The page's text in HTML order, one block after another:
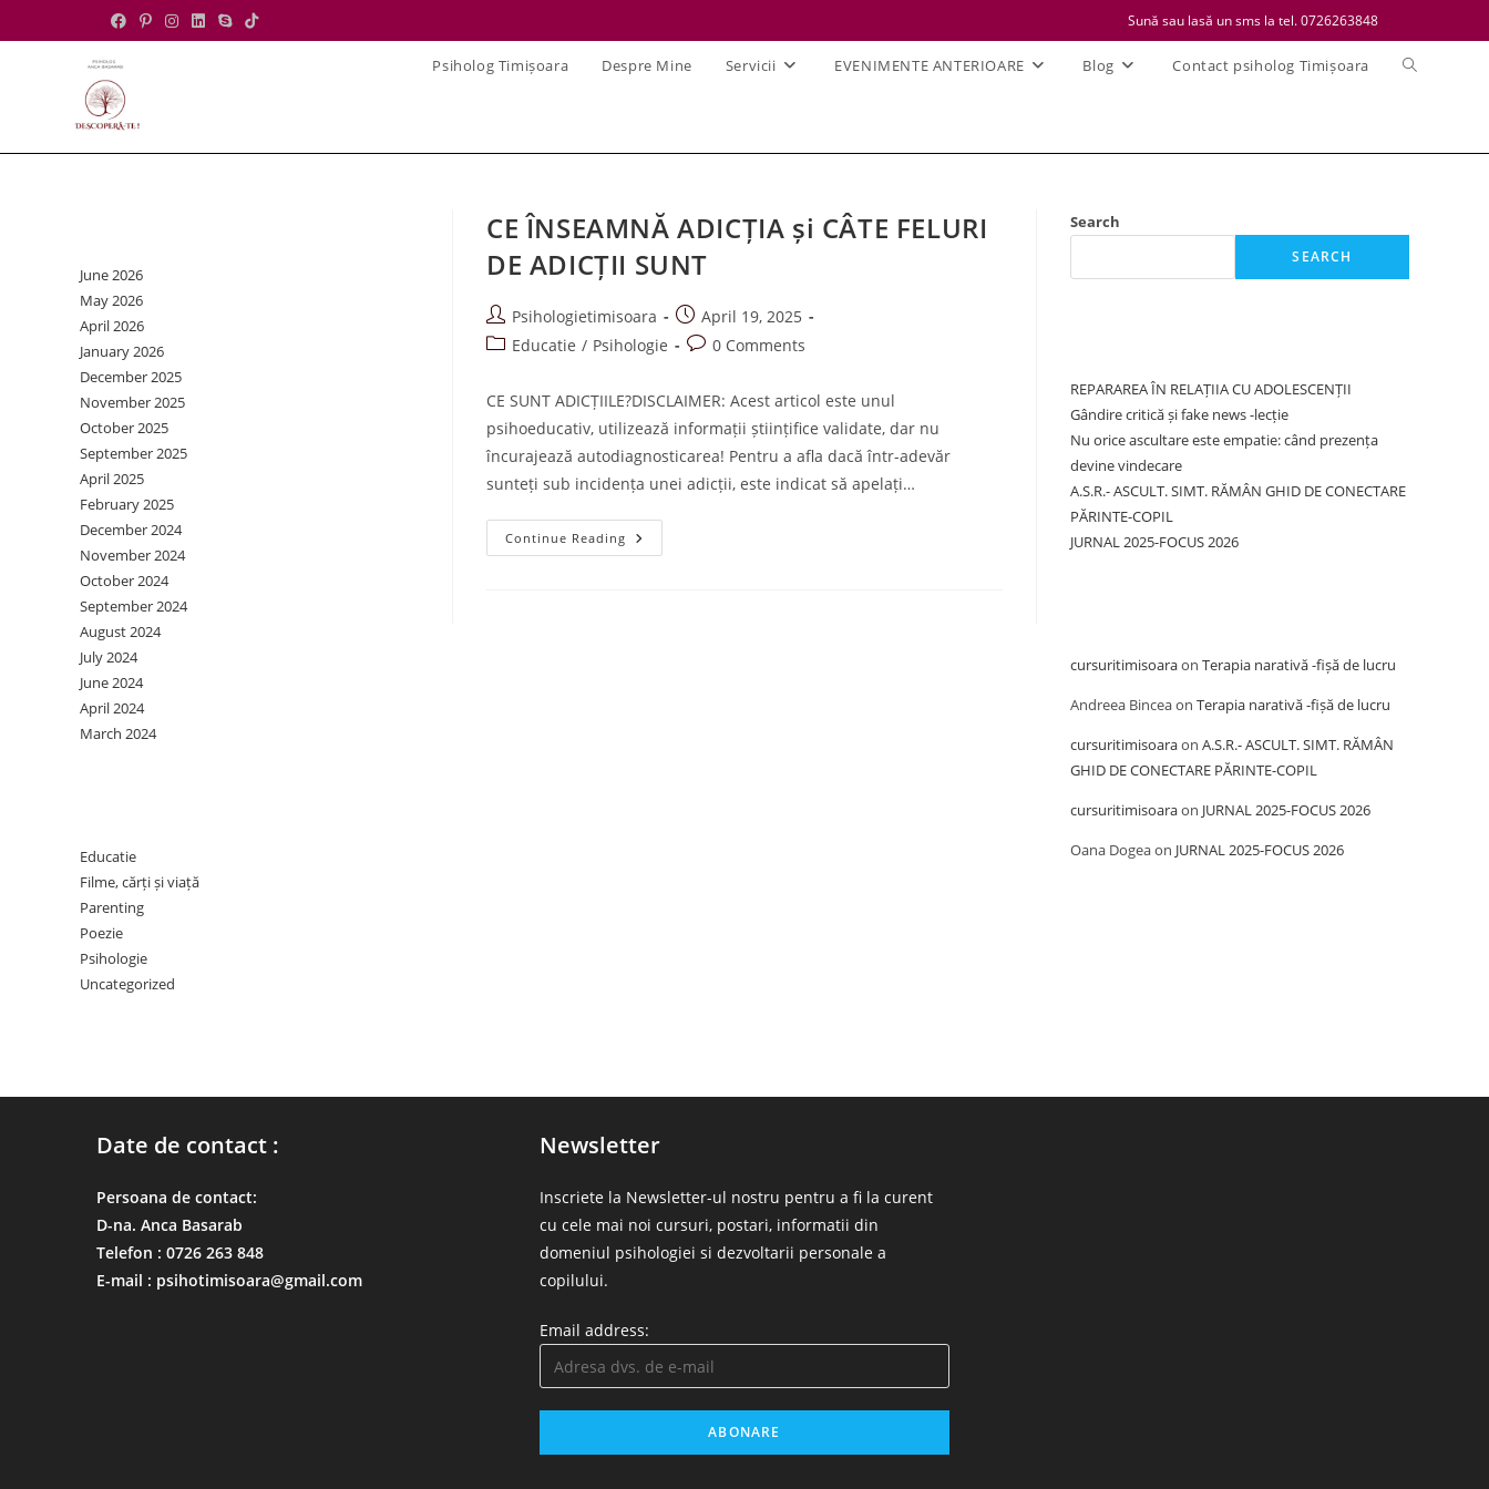
to
Sună sau lasă un sms la tel. 0726263848
Psiholog Timișoara Despre Mine Servicii EVENIMENTE ANTERIOARE Blog Contact psiholog Timișoara
Toggle
CE ÎNSEAMNĂ ADICȚIA și CÂTE FELURI
DE ADICȚII SUNT
Post
author:
Psihologietimisoara
Post
published:
April 19, 2025
PostEducatie / Psihologie
Post0 Comments
CE SUNT ADICȚIILE?DISCLAIMER: Acest articol este unul
psihoeducativ, utilizează informații științifice validate, dar nu
încurajează autodiagnosticarea! Pentru a afla dacă într-adevăr
sunteți sub incidența unei adicții, este indicat să apelați…
Continue Reading CE
ÎNSEAMNĂ
June 2026
May 2026
April 2026
January 2026
December 2025
November 2025
October 2025
September 2025
April 2025
February 2025
December 2024
November 2024
October 2024
September 2024
August 2024
July 2024
June 2024
April 2024
March 2024
Educatie
Filme, cărți și viață
Parenting
Poezie
Psihologie
Uncategorized
Search
SEARCH
REPARAREA ÎN RELAȚIIA CU ADOLESCENȚII
Gândire critică și fake news -lecție
Nu orice ascultare este empatie: când prezența
devine vindecare
A.S.R.- ASCULT. SIMT. RĂMÂN GHID DE CONECTARE
PĂRINTE-COPIL
JURNAL 2025-FOCUS 2026
cursuritimisoaraon Terapia narativă -fișă de lucru
Andreea Binceaon Terapia narativă -fișă de lucru
cursuritimisoaraon A.S.R.- ASCULT. SIMT. RĂMÂN
GHID DE CONECTARE PĂRINTE-COPIL
cursuritimisoaraon JURNAL 2025-FOCUS 2026
Oana Dogeaon JURNAL 2025-FOCUS 2026
Date de contact :
Persoana de contact:
D-na. Anca Basarab
Telefon : 0726 263 848
E-mail : psihotimisoara@gmail.com
Newsletter
Inscriete la Newsletter-ul nostru pentru a fi la curent
cu cele mai noi cursuri, postari, informatii din
domeniul psihologiei si dezvoltarii personale a
copilului.
Email address: